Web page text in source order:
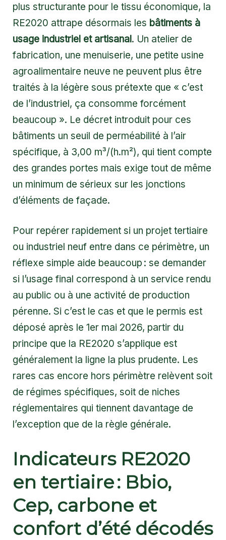
plus structurante pour le tissu économique, la
RE2020 attrape désormais les bâtiments à
usage industriel et artisanal. Un atelier de
fabrication, une menuiserie, une petite usine
agroalimentaire neuve ne peuvent plus être
traités à la légère sous prétexte que « c’est
de l’industriel, ça consomme forcément
beaucoup ». Le décret introduit pour ces
bâtiments un seuil de perméabilité à l’air
spécifique, à 3,00 m³/(h.m²), qui tient compte
des grandes portes mais exige tout de même
un minimum de sérieux sur les jonctions
d’éléments de façade.
Pour repérer rapidement si un projet tertiaire
ou industriel neuf entre dans ce périmètre, un
réflexe simple aide beaucoup : se demander
si l’usage final correspond à un service rendu
au public ou à une activité de production
pérenne. Si c’est le cas et que le permis est
déposé après le 1er mai 2026, partir du
principe que la RE2020 s’applique est
généralement la ligne la plus prudente. Les
rares cas encore hors périmètre relèvent soit
de régimes spécifiques, soit de niches
réglementaires qui tiennent davantage de
l’exception que de la règle générale.
Indicateurs RE2020
en tertiaire : Bbio,
Cep, carbone et
confort d’été décodés